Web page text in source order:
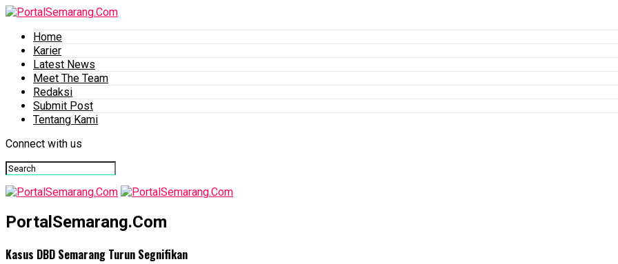
Home
Karier
Latest News
Meet The Team
Redaksi
Submit Post
Tentang Kami
Connect with us
PortalSemarang.Com
Kasus DBD Semarang Turun Segnifikan